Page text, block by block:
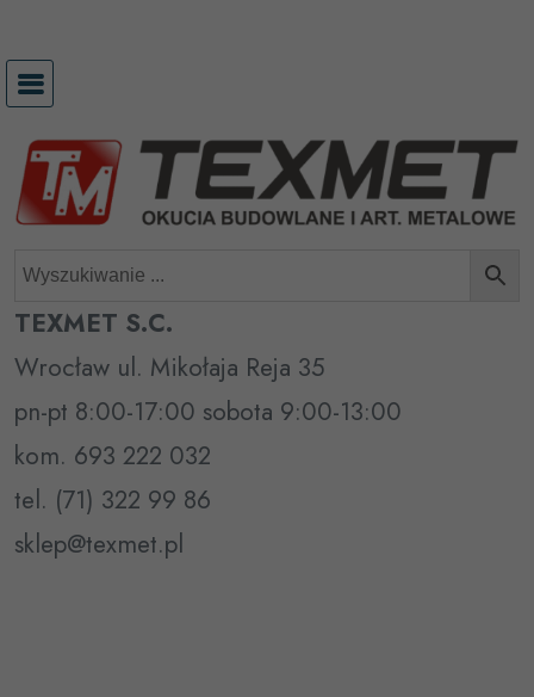
treści
TEXMET S.C.
Wrocław ul. Mikołaja Reja 35
pn-pt 8:00-17:00 sobota 9:00-13:00
kom. 693 222 032
tel. (71) 322 99 86
sklep@texmet.pl